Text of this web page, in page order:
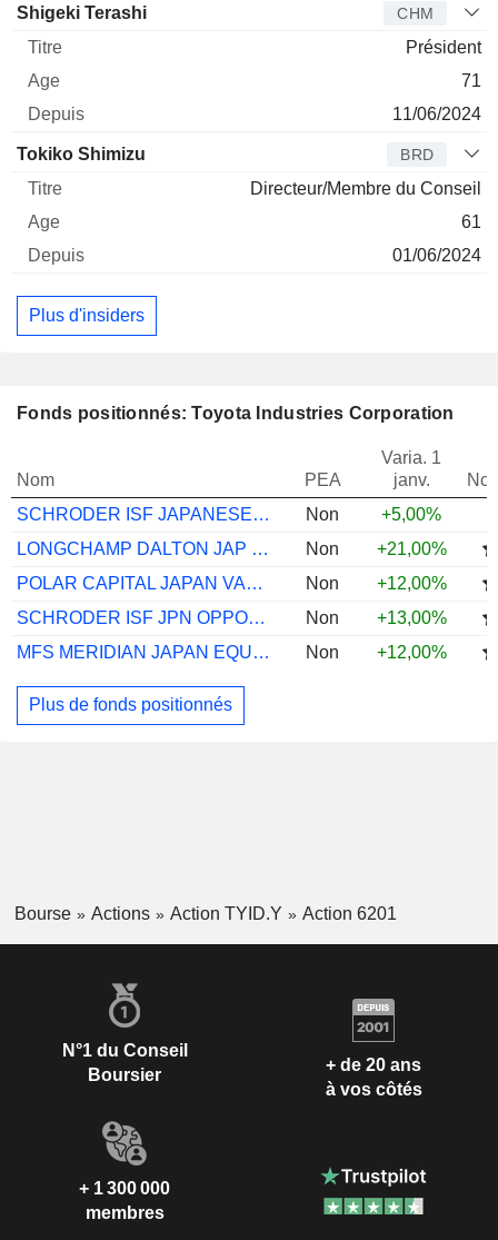
Shigeki Terashi CHM
Président
71
11/06/2024
Tokiko Shimizu BRD
Directeur/Membre du Conseil
61
01/06/2024
Plus d'insiders
Fonds positionnés: Toyota Industries Corporation
Nom PEA
Varia. 1
janv.
SCHRODER ISF JAPANESE EQ A ACC JPY
Non
+5,00%
LONGCHAMP DALTON JAP LNG UCITS I2UH
Non
+21,00%
POLAR CAPITAL JAPAN VALUE S
Non
+12,00%
SCHRODER ISF JPN OPPORTS C ACC JPY
Non
+13,00%
MFS MERIDIAN JAPAN EQUITY I1 USD
Non +12,00%
Plus de fonds positionnés
Bourse Actions Action TYID.Y Action 6201
N°1 du Conseil
Boursier
+ de 20 ans
à vos côtés
+ 1 300 000
membres